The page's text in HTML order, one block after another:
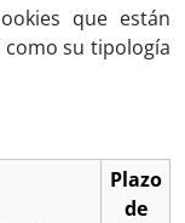
que están
su tipología
Plazo
de